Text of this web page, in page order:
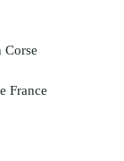
Corse
France